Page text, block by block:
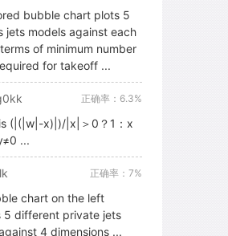
bubble chart plots 5
jets models against each
of minimum number
for takeoff ...
正确率：6.3%
(|(|w|-x)|)/|x|＞0？1：x
...
正确率：7%
chart on the left
5 different private jets
4 dimensions ...